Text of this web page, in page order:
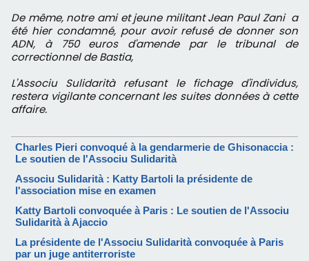
De même, notre ami et jeune militant Jean Paul Zani a
été hier condamné, pour avoir refusé de donner son
ADN, à 750 euros d'amende par le tribunal de
correctionnel de Bastia,
L'Associu Sulidarità refusant le fichage d'individus,
restera vigilante concernant les suites données à cette
affaire.
Charles Pieri convoqué à la gendarmerie de Ghisonaccia :
Le soutien de l'Associu Sulidarità
Associu Sulidarità : Katty Bartoli la présidente de
l'association mise en examen
Katty Bartoli convoquée à Paris : Le soutien de l'Associu
Sulidarità à Ajaccio
La présidente de l'Associu Sulidarità convoquée à Paris
par un juge antiterroriste